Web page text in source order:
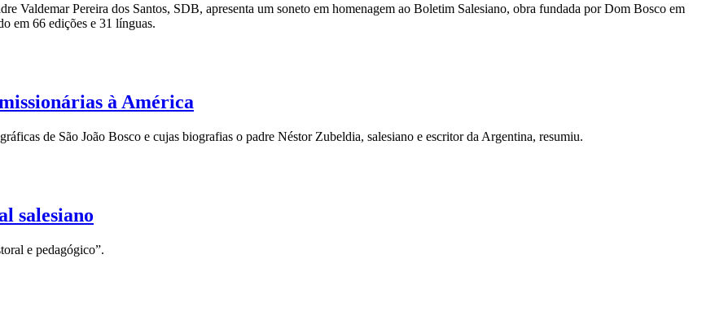
Valdemar Pereira dos Santos, SDB, apresenta um soneto em homenagem ao Boletim Salesiano, obra fundada por Dom Bosco em
em 66 edições e 31 línguas.
à América
de São João Bosco e cujas biografias o padre Néstor Zubeldia, salesiano e escritor da Argentina, resumiu.
salesiano
e pedagógico”.